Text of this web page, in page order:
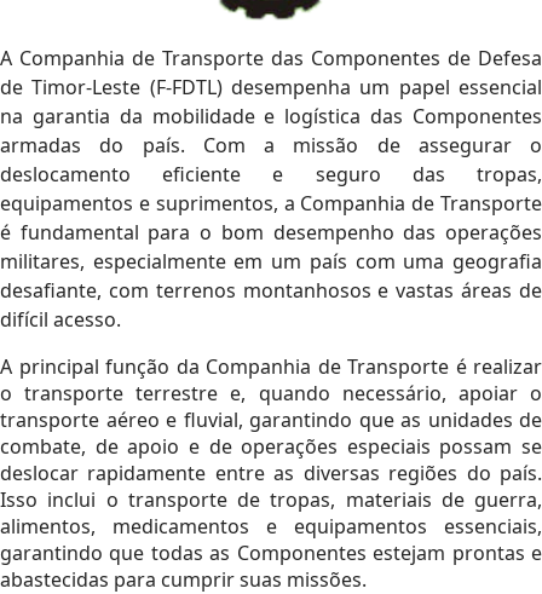
A Companhia de Transporte das Componentes de Defesa
de Timor-Leste (F-FDTL) desempenha um papel essencial
na garantia da mobilidade e logística das Componentes
armadas do país. Com a missão de assegurar o
deslocamento eficiente e seguro das tropas,
equipamentos e suprimentos, a Companhia de Transporte
é fundamental para o bom desempenho das operações
militares, especialmente em um país com uma geografia
desafiante, com terrenos montanhosos e vastas áreas de
difícil acesso.
A principal função da Companhia de Transporte é realizar
o transporte terrestre e, quando necessário, apoiar o
transporte aéreo e fluvial, garantindo que as unidades de
combate, de apoio e de operações especiais possam se
deslocar rapidamente entre as diversas regiões do país.
Isso inclui o transporte de tropas, materiais de guerra,
alimentos, medicamentos e equipamentos essenciais,
garantindo que todas as Componentes estejam prontas e
abastecidas para cumprir suas missões.